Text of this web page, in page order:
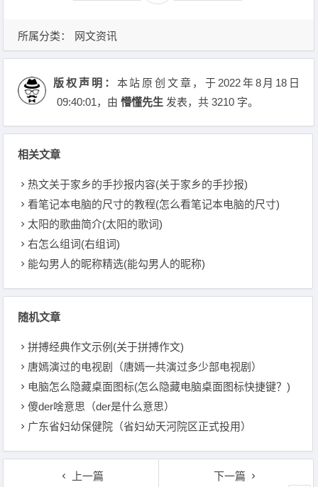
所属分类： 网文资讯
版权声明： 本站原创文章，于2022年8月18日
09:40:01，由懵懂先生 发表，共 3210 字。
相关文章
热文关于家乡的手抄报内容(关于家乡的手抄报)
看笔记本电脑的尺寸的教程(怎么看笔记本电脑的尺寸)
太阳的歌曲简介(太阳的歌词)
右怎么组词(右组词)
能勾男人的昵称精选(能勾男人的昵称)
随机文章
拼搏经典作文示例(关于拼搏作文)
唐嫣演过的电视剧（唐嫣一共演过多少部电视剧）
电脑怎么隐藏桌面图标(怎么隐藏电脑桌面图标快捷键？)
傻der啥意思（der是什么意思）
广东省妇幼保健院（省妇幼天河院区正式投用）
上一篇 下一篇